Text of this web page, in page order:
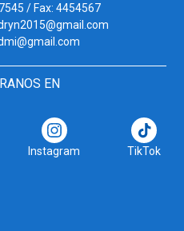
/ Fax: 4454567
EN
Instagram TikTok